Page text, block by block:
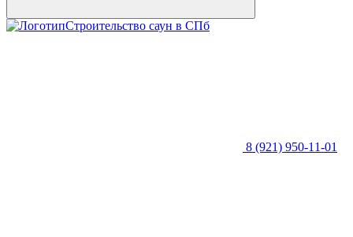
Строительство саун в СПб
8 (921) 950-11-01